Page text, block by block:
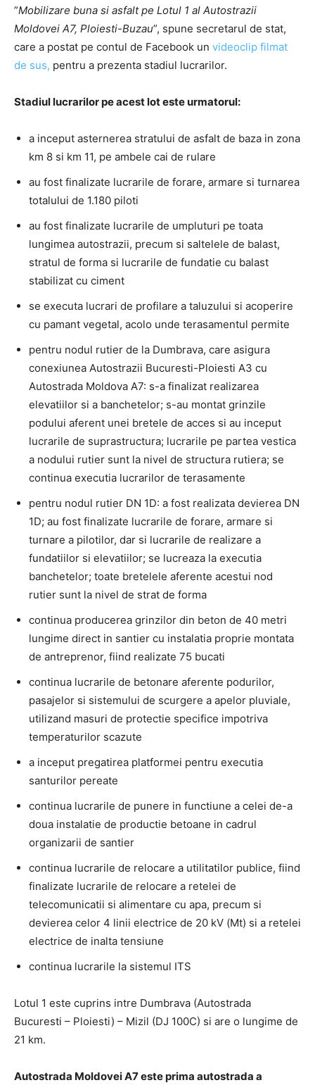
”Mobilizare buna si asfalt pe Lotul 1 al Autostrazii
Moldovei A7, Ploiesti-Buzau”, spune secretarul de stat,
care a postat pe contul de Facebook un videoclip filmat
de sus, pentru a prezenta stadiul lucrarilor.
Stadiul lucrarilor pe acest lot este urmatorul:
a inceput asternerea stratului de asfalt de baza in zona
km 8 si km 11, pe ambele cai de rulare
au fost finalizate lucrarile de forare, armare si turnarea
totalului de 1.180 piloti
au fost finalizate lucrarile de umpluturi pe toata
lungimea autostrazii, precum si saltelele de balast,
stratul de forma si lucrarile de fundatie cu balast
stabilizat cu ciment
se executa lucrari de profilare a taluzului si acoperire
cu pamant vegetal, acolo unde terasamentul permite
pentru nodul rutier de la Dumbrava, care asigura
conexiunea Autostrazii Bucuresti-Ploiesti A3 cu
Autostrada Moldova A7: s-a finalizat realizarea
elevatiilor si a banchetelor; s-au montat grinzile
podului aferent unei bretele de acces si au inceput
lucrarile de suprastructura; lucrarile pe partea vestica
a nodului rutier sunt la nivel de structura rutiera; se
continua executia lucrarilor de terasamente
pentru nodul rutier DN 1D: a fost realizata devierea DN
1D; au fost finalizate lucrarile de forare, armare si
turnare a pilotilor, dar si lucrarile de realizare a
fundatiilor si elevatiilor; se lucreaza la executia
banchetelor; toate bretelele aferente acestui nod
rutier sunt la nivel de strat de forma
continua producerea grinzilor din beton de 40 metri
lungime direct in santier cu instalatia proprie montata
de antreprenor, fiind realizate 75 bucati
continua lucrarile de betonare aferente podurilor,
pasajelor si sistemului de scurgere a apelor pluviale,
utilizand masuri de protectie specifice impotriva
temperaturilor scazute
a inceput pregatirea platformei pentru executia
santurilor pereate
continua lucrarile de punere in functiune a celei de-a
doua instalatie de productie betoane in cadrul
organizarii de santier
continua lucrarile de relocare a utilitatilor publice, fiind
finalizate lucrarile de relocare a retelei de
telecomunicatii si alimentare cu apa, precum si
devierea celor 4 linii electrice de 20 kV (Mt) si a retelei
electrice de inalta tensiune
continua lucrarile la sistemul ITS
Lotul 1 este cuprins intre Dumbrava (Autostrada
Bucuresti – Ploiesti) – Mizil (DJ 100C) si are o lungime de
21 km.
Autostrada MoldoveiA7este prima autostrada a